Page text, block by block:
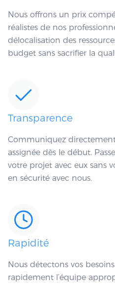
Nous offrons un prix
réalistes de nos
délocalisation des
budget sans sacrifier la
Transparence
Communiquez
assignée dès le début.
votre projet avec eux sans
en sécurité avec nous.
Rapidité
Nous détectons vos
rapidement l’équipe